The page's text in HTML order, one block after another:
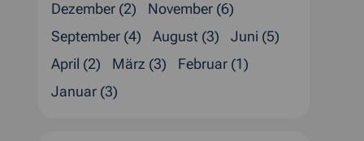
Dezember (2)
November (6)
September (4)
August (3)
Juni (5)
April (2)
März (3)
Februar (1)
Januar (3)